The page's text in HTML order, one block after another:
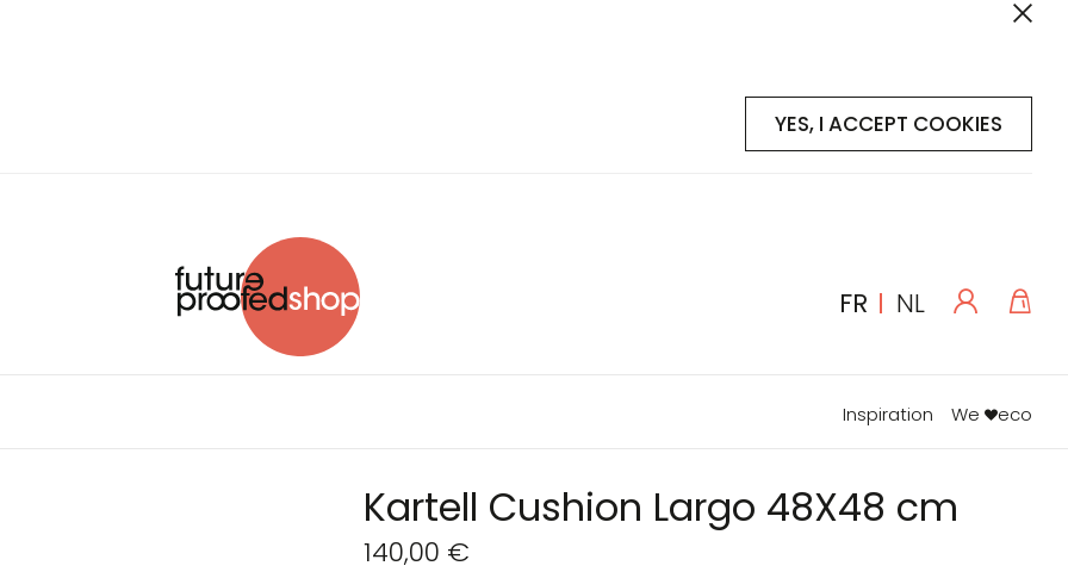
YES, I ACCEPT COOKIES
LANGUE
FR NL
Inspiration We eco
Kartell Cushion Largo 48X48 cm
140,00 €